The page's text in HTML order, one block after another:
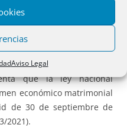
Aviso Legal
gananciales, régimen
ya que conforme a la
efectos del matrimonio se
personal común al tiempo
eran de nacionalidad
que la ley nacional
económico matrimonial
de 30 de septiembre de
2021).